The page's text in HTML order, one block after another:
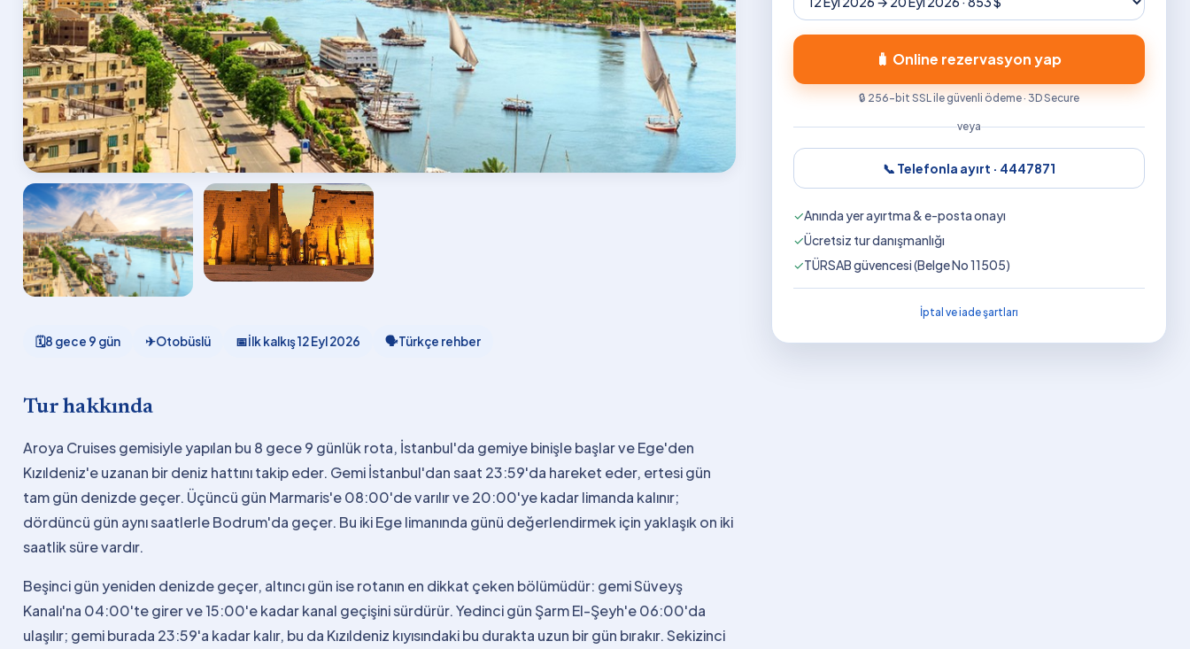
🗓8 gece 9 gün ✈Otobüslü 📅İlk kalkış12 Eyl 2026 🗣Türkçe rehber
Tur hakkında
Aroya Cruises gemisiyle yapılan bu 8 gece 9 günlük rota, İstanbul'da gemiye binişle başlar ve Ege'den
Kızıldeniz'e uzanan bir deniz hattını takip eder. Gemi İstanbul'dan saat 23:59'da hareket eder, ertesi gün
tam gün denizde geçer. Üçüncü gün Marmaris'e 08:00'de varılır ve 20:00'ye kadar limanda kalınır;
dördüncü gün aynı saatlerle Bodrum'da geçer. Bu iki Ege limanında günü değerlendirmek için yaklaşık on iki
saatlik süre vardır.
Beşinci gün yeniden denizde geçer, altıncı gün ise rotanın en dikkat çeken bölümüdür: gemi Süveyş
Kanalı'na 04:00'te girer ve 15:00'e kadar kanal geçişini sürdürür. Yedinci gün Şarm El-Şeyh'e 06:00'da
ulaşılır; gemi burada 23:59'a kadar kalır, bu da Kızıldeniz kıyısındaki bu durakta uzun bir gün bırakır. Sekizinci
🧳 Online rezervasyon yap
🔒 256-bit SSL ile güvenli ödeme · 3D Secure
veya
📞 Telefonla ayırt · 4447871
✓Anında yer ayırtma & e-posta onayı
✓Ücretsiz tur danışmanlığı
✓TÜRSAB güvencesi (Belge No 11505)
İptal ve iade şartları